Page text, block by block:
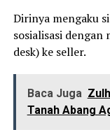
Dirinya mengaku
sosialisasi
desk) ke seller.
Baca Juga
Tanah Abang